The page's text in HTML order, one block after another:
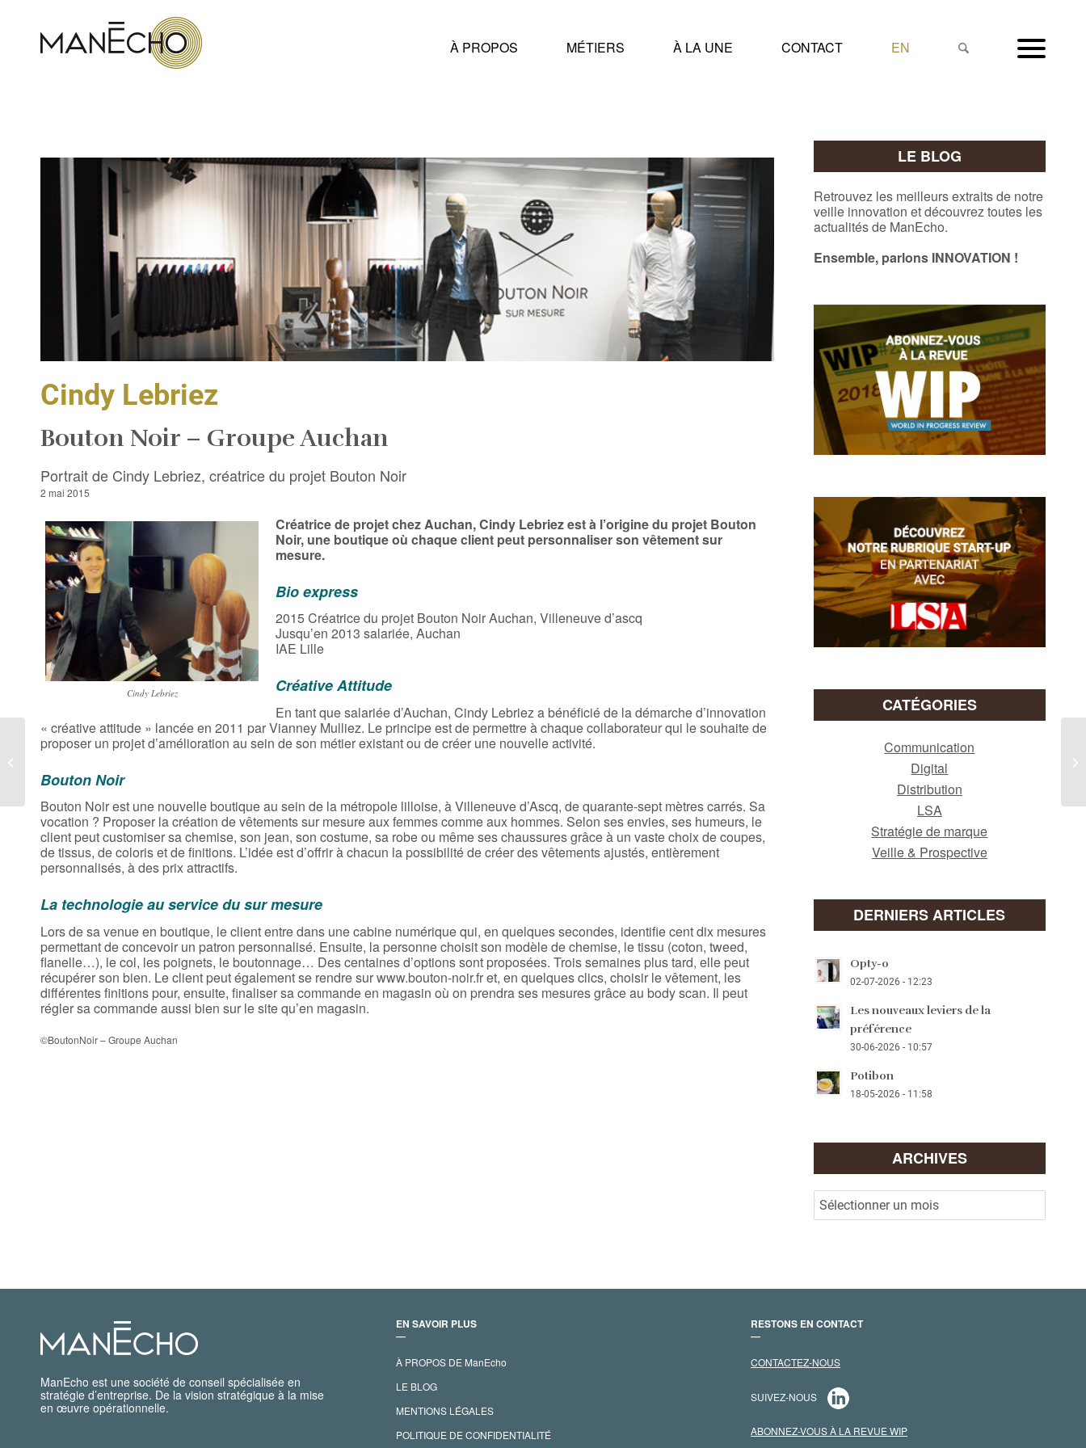
À PROPOS MÉTIERS À LA UNE CONTACT EN
Cindy Lebriez
Bouton Noir – Groupe Auchan
Portrait de Cindy Lebriez, créatrice du projet Bouton Noir
2 mai 2015
Cindy Lebriez
Créatrice de projet chez Auchan, Cindy Lebriez est à l’origine du projet Bouton
Noir, une boutique où chaque client peut personnaliser son vêtement sur
mesure.
Bio express
2015 Créatrice du projet Bouton Noir Auchan, Villeneuve d’ascq
Jusqu’en 2013 salariée, Auchan
IAE Lille
Créative Attitude
En tant que salariée d’Auchan, Cindy Lebriez a bénéficié de la démarche d’innovation
« créative attitude » lancée en 2011 par Vianney Mulliez. Le principe est de permettre à chaque collaborateur qui le souhaite de
proposer un projet d’amélioration au sein de son métier existant ou de créer une nouvelle activité.
Bouton Noir
Bouton Noir est une nouvelle boutique au sein de la métropole lilloise, à Villeneuve d’Ascq, de quarante-sept mètres carrés. Sa
vocation ? Proposer la création de vêtements sur mesure aux femmes comme aux hommes. Selon ses envies, ses humeurs, le
client peut customiser sa chemise, son jean, son costume, sa robe ou même ses chaussures grâce à un vaste choix de coupes,
de tissus, de coloris et de finitions. L’idée est d’offrir à chacun la possibilité de créer des vêtements ajustés, entièrement
personnalisés, à des prix attractifs.
La technologie au service du sur mesure
Lors de sa venue en boutique, le client entre dans une cabine numérique qui, en quelques secondes, identifie cent dix mesures
permettant de concevoir un patron personnalisé. Ensuite, la personne choisit son modèle de chemise, le tissu (coton, tweed,
flanelle…), le col, les poignets, le boutonnage… Des centaines d’options sont proposées. Trois semaines plus tard, elle peut
récupérer son bien. Le client peut également se rendre sur www.bouton-noir.fr et, en quelques clics, choisir le vêtement, les
différentes finitions pour, ensuite, finaliser sa commande en magasin où on prendra ses mesures grâce au body scan. Il peut
régler sa commande aussi bien sur le site qu’en magasin.
©BoutonNoir – Groupe Auchan
LE BLOG
Retrouvez les meilleurs extraits de notre
veille innovation et découvrez toutes les
actualités de ManEcho.
Ensemble, parlons INNOVATION !
CATÉGORIES
Communication
Digital
Distribution
LSA
Stratégie de marque
Veille & Prospective
DERNIERS ARTICLES
Opty-o
02-07-2026 - 12:23
Les nouveaux leviers de la
préférence
30-06-2026 - 10:57
Potibon
18-05-2026 - 11:58
ARCHIVES
ManEcho est une société de conseil spécialisée en
stratégie d’entreprise. De la vision stratégique à la mise
en œuvre opérationnelle.
EN SAVOIR PLUS
―
À PROPOS DE ManEcho
LE BLOG
MENTIONS LÉGALES
POLITIQUE DE CONFIDENTIALITÉ
RESTONS EN CONTACT
―
CONTACTEZ-NOUS
SUIVEZ-NOUS
ABONNEZ-VOUS À LA REVUE WIP